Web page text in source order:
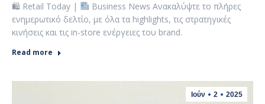
🛍 Retail Today |
Business News Ανακαλύψτε το πλήρες
ενημερωτικό δελτίο, με όλα τα highlights, τις στρατηγικές
κινήσεις και τις in-store ενέργειες του brand.
Read more
Ιούν 2 2025